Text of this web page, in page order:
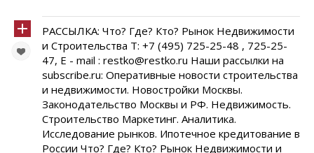
РАССЫЛКА: Что? Где? Кто? Рынок Недвижимости
и Строительства Т: +7 (495) 725-25-48 , 725-25-
47, E - mail : restko@restko.ru Наши рассылки на
subscribe.ru: Оперативные новости строительства
и недвижимости. Новостройки Москвы.
Законодательство Москвы и РФ. Недвижимость.
Строительство Маркетинг. Аналитика.
Исследование рынков. Ипотечное кредитование в
России Что? Где? Кто? Рынок Недвижимости и